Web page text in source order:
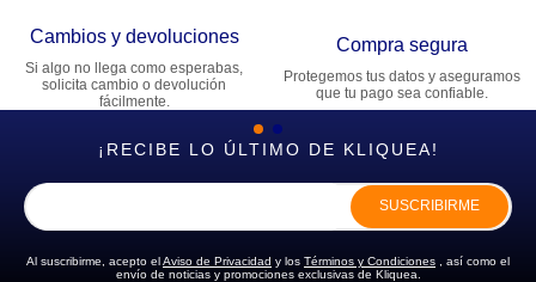
Cambios y devoluciones
Si algo no llega como esperabas,
solicita cambio o devolución
fácilmente.
Compra segura
Protegemos tus datos y aseguramos
que tu pago sea confiable.
¡RECIBE LO ÚLTIMO DE KLIQUEA!
SUSCRIBIRME
Al suscribirme, acepto elAviso de Privacidad y los Términos y Condiciones , así como el
envío de noticias y promociones exclusivas de Kliquea.